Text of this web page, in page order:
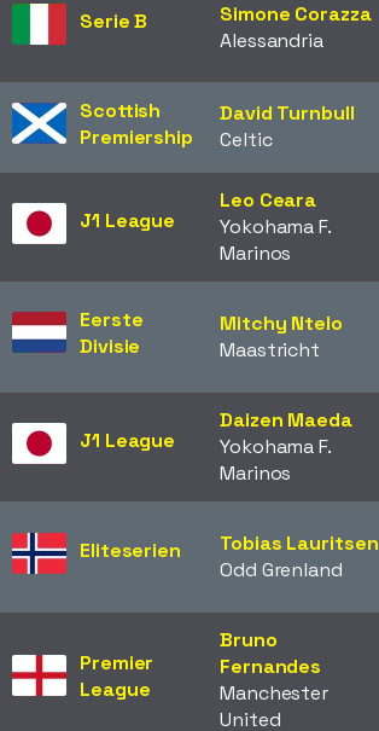
Serie B
Simone Corazza
Alessandria
Scottish
Premiership
David Turnbull
Celtic
J1 League
Leo Ceara
Yokohama F.
Marinos
Eerste
Divisie
Mitchy Ntelo
Maastricht
J1 League
Daizen Maeda
Yokohama F.
Marinos
Eliteserien
Tobias Lauritsen
Odd Grenland
Premier
League
Bruno
Fernandes
Manchester
United